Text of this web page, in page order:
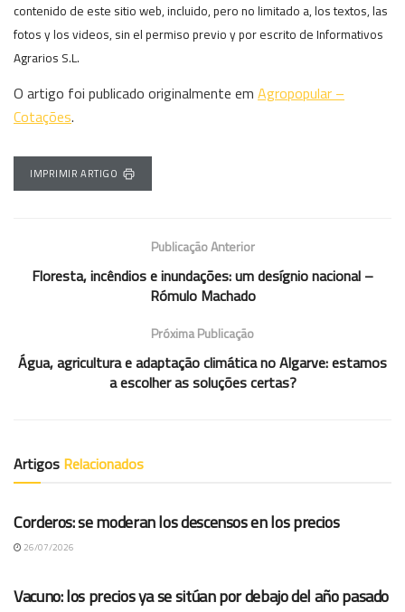
contenido de este sitio web, incluido, pero no limitado a, los textos, las
fotos y los videos, sin el permiso previo y por escrito de Informativos
Agrarios S.L.
O artigo foi publicado originalmente em Agropopular –
Cotações.
IMPRIMIR ARTIGO
Publicação Anterior
Floresta, incêndios e inundações: um desígnio nacional –
Rómulo Machado
Próxima Publicação
Água, agricultura e adaptação climática no Algarve: estamos
a escolher as soluções certas?
Artigos Relacionados
COTAÇÕES ES
Corderos: se moderan los descensos en los precios
26/07/2026
Vacuno: los precios ya se sitúan por debajo del año pasado